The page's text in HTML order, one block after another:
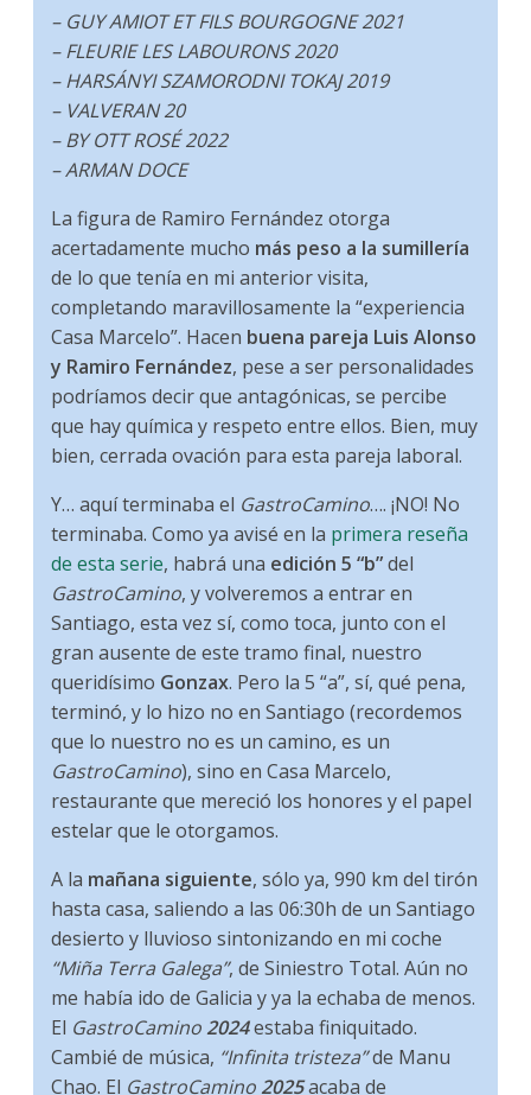
– GUY AMIOT ET FILS BOURGOGNE 2021
– FLEURIE LES LABOURONS 2020
– HARSÁNYI SZAMORODNI TOKAJ 2019
– VALVERAN 20
– BY OTT ROSÉ 2022
– ARMAN DOCE
La figura de Ramiro Fernández otorga
acertadamente mucho más peso a la sumillería
de lo que tenía en mi anterior visita,
completando maravillosamente la “experiencia
Casa Marcelo”. Hacen buena pareja Luis Alonso
y Ramiro Fernández, pese a ser personalidades
podríamos decir que antagónicas, se percibe
que hay química y respeto entre ellos. Bien, muy
bien, cerrada ovación para esta pareja laboral.
Y… aquí terminaba el GastroCamino…. ¡NO! No
terminaba. Como ya avisé en la primera reseña
de esta serie, habrá una edición 5 “b”del
GastroCamino, y volveremos a entrar en
Santiago, esta vez sí, como toca, junto con el
gran ausente de este tramo final, nuestro
queridísimo Gonzax. Pero la 5 “a”, sí, qué pena,
terminó, y lo hizo no en Santiago (recordemos
que lo nuestro no es un camino, es un
GastroCamino), sino en Casa Marcelo,
restaurante que mereció los honores y el papel
estelar que le otorgamos.
A la mañana siguiente, sólo ya, 990 km del tirón
hasta casa, saliendo a las 06:30h de un Santiago
desierto y lluvioso sintonizando en mi coche
“Miña Terra Galega”, de Siniestro Total. Aún no
me había ido de Galicia y ya la echaba de menos.
El GastroCamino2024estaba finiquitado.
Cambié de música, “Infinita tristeza”de Manu
Chao. El GastroCamino2025acaba de